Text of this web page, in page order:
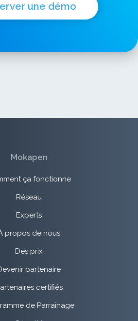
une démo
Mokapen
ça fonctionne
Réseau
Experts
propos de nous
Des prix
partenaire
certifiés
de Parrainage